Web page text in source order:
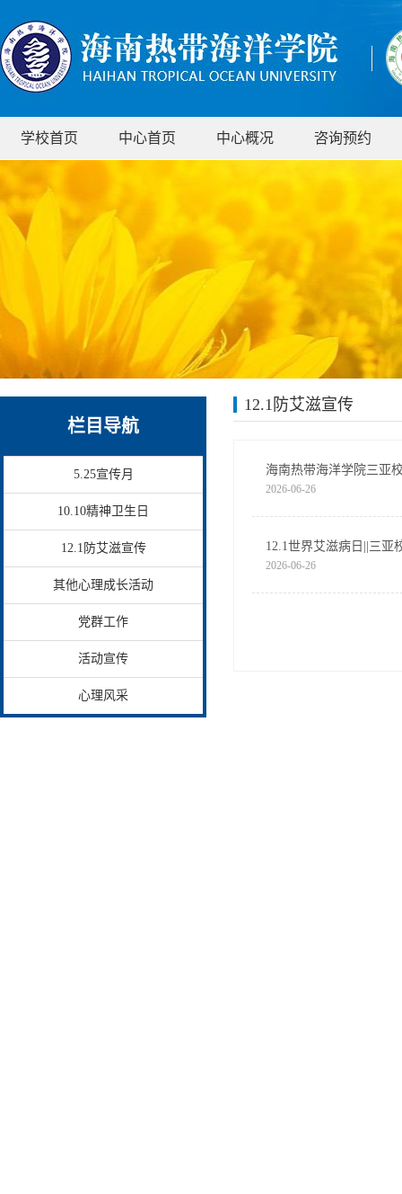
学校首页 中心首页 中心概况 咨询预约
栏目导航
5.25宣传月
10.10精神卫生日
12.1防艾滋宣传
其他心理成长活动
党群工作
活动宣传
心理风采
12.1防艾滋宣传
海南热带海洋学院三亚
2026-06-26
12.1世界艾滋病日||三亚
2026-06-26